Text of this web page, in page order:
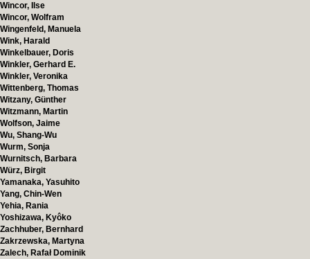
Wincor, Ilse
Wincor, Wolfram
Wingenfeld, Manuela
Wink, Harald
Winkelbauer, Doris
Winkler, Gerhard E.
Winkler, Veronika
Wittenberg, Thomas
Witzany, Günther
Witzmann, Martin
Wolfson, Jaime
Wu, Shang-Wu
Wurm, Sonja
Wurnitsch, Barbara
Würz, Birgit
Yamanaka, Yasuhito
Yang, Chin-Wen
Yehia, Rania
Yoshizawa, Kyôko
Zachhuber, Bernhard
Zakrzewska, Martyna
Zalech, Rafał Dominik